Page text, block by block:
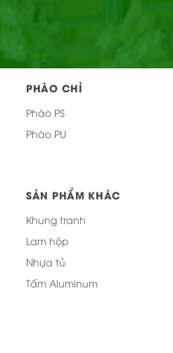
PHÀO CHỈ
Phào PS
Phào PU
SẢN PHẨM KHÁC
Khung tranh
Lam hộp
Nhựa tủ
Tấm Aluminum